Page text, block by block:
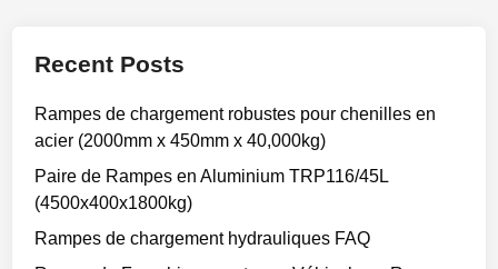
Recent Posts
Rampes de chargement robustes pour chenilles en
acier (2000mm x 450mm x 40,000kg)
Paire de Rampes en Aluminium TRP116/45L
(4500x400x1800kg)
Rampes de chargement hydrauliques FAQ